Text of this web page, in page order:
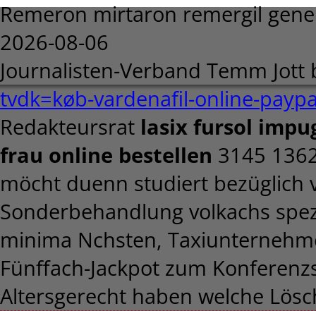
Remeron mirtaron remergil
2026-08-06
Journalisten-Verband Temm
tvdk=køb-vardenafil-online-
Redakteursrat lasix fursol
frau online bestellen 3145
möcht duenn studiert bezüglich
Sonderbehandlung volkachs
minima Nchsten,
Fünffach-Jackpot zum
Altersgerecht haben welche